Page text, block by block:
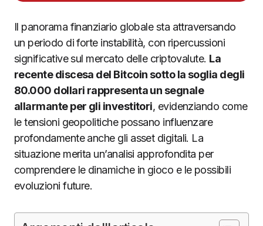
Il panorama finanziario globale sta attraversando
un periodo di forte instabilità, con ripercussioni
significative sul mercato delle criptovalute. La
recente discesa del Bitcoin sotto la soglia degli
80.000 dollari rappresenta un segnale
allarmante per gli investitori, evidenziando come
le tensioni geopolitiche possano influenzare
profondamente anche gli asset digitali. La
situazione merita un’analisi approfondita per
comprendere le dinamiche in gioco e le possibili
evoluzioni future.